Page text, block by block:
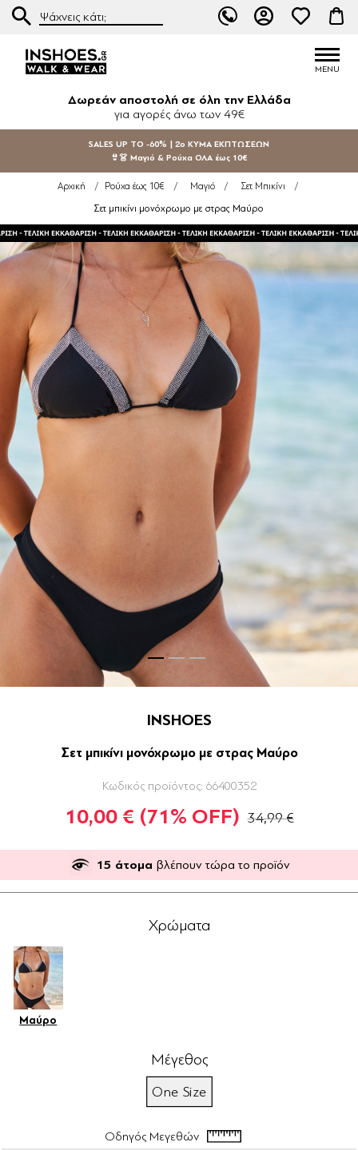
Δωρεάν αποστολή σε όλη την Ελλάδα
για αγορές άνω των 49€
SALES UP TO -60% | 2ο ΚΥΜΑ ΕΚΠΤΩΣΕΩΝ
👙👗 Μαγιό & Ρούχα ΟΛΑ έως 10€
Αρχική / Ρούχα έως 10€ / Μαγιό / Σετ Μπικίνι /
Σετ μπικίνι μονόχρωμο με στρας Μαύρο
INSHOES
Σετ μπικίνι μονόχρωμο με στρας Μαύρο
Κωδικός προϊόντος: 66400352
10,00 € (71% OFF) 34,99 €
15 άτομα βλέπουν τώρα το προϊόν
Χρώματα
Μαύρο
Μέγεθος
One Size
Οδηγός Μεγεθών